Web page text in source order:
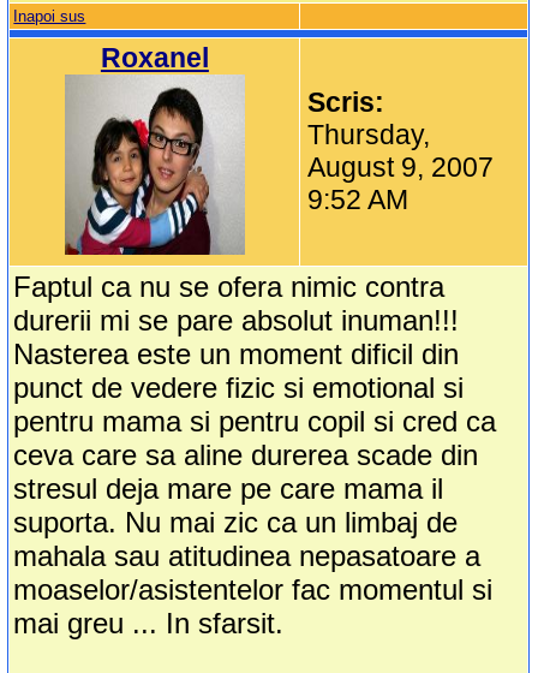
Inapoi sus
Roxanel
Scris:
Thursday,
August 9, 2007
9:52 AM
Faptul ca nu se ofera nimic contra
durerii mi se pare absolut inuman!!!
Nasterea este un moment dificil din
punct de vedere fizic si emotional si
pentru mama si pentru copil si cred ca
ceva care sa aline durerea scade din
stresul deja mare pe care mama il
suporta. Nu mai zic ca un limbaj de
mahala sau atitudinea nepasatoare a
moaselor/asistentelor fac momentul si
mai greu ... In sfarsit.